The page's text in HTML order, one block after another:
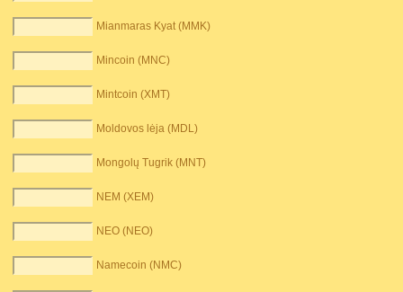
Mianmaras Kyat (MMK)
Mincoin (MNC)
Mintcoin (XMT)
Moldovos lėja (MDL)
Mongolų Tugrik (MNT)
NEM (XEM)
NEO (NEO)
Namecoin (NMC)